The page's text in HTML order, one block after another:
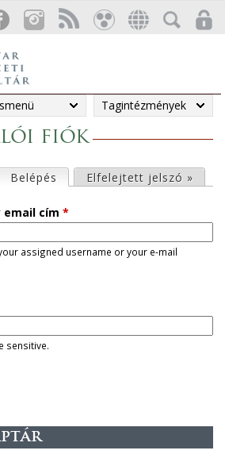
Tagintézmények
fiók
Belépés (aktív fül)Elfelejtett jelszó »
email cím *
assigned username or your e-mail
sensitive.